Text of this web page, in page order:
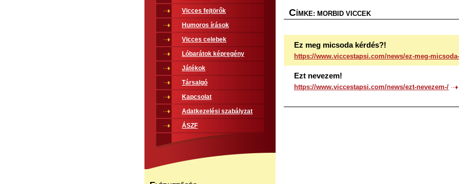
C ÍMKE: MORBID VICCEK
Ez meg micsoda kérdés?!
https://www.viccestapsi.com/news/ez-meg-
Ezt nevezem!
https://www.viccestapsi.com/news/ezt-nevezem-/
Vicces fejtörők
Humoros írások
Vicces celebek
Lóbarátok képregény
Játékok
Társalgó
Kapcsolat
Adatkezelési szabályzat
ÁSZF